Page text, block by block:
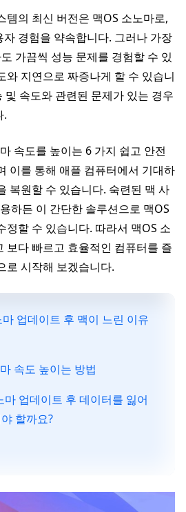
템의 최신 버전은 맥OS 소노마로,
경험을 약속합니다. 그러나 가장
가끔씩 성능 문제를 경험할 수 있
와 지연으로 짜증나게 할 수 있습니
및 속도와 관련된 문제가 있는 경우
.
속도를 높이는 6 가지 쉽고 안전
이를 통해 애플 컴퓨터에서 기대하
복원할 수 있습니다. 숙련된 맥 사
하든 이 간단한 솔루션으로 맥OS
정할 수 있습니다. 따라서 맥OS 소
보다 빠르고 효율적인 컴퓨터를 즐
로 시작해 보겠습니다.
업데이트 후 맥이 느린 이유
속도 높이는 방법
마 업데이트 후 데이터를 잃어
할까요?